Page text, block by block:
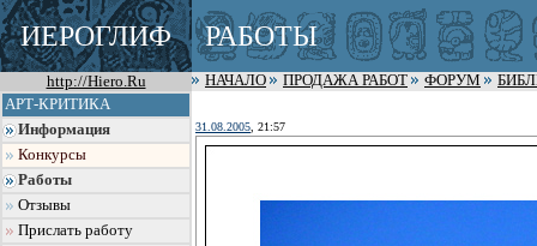
ИЕРОГЛИФ РАБОТЫ
http://Hiero.Ru НАЧАЛО ПРОДАЖА РАБОТ ФОРУМ
АРТ-КРИТИКА
Информация
Конкурсы
Работы
Отзывы
Прислать работу
31.08.2005 , 21:57